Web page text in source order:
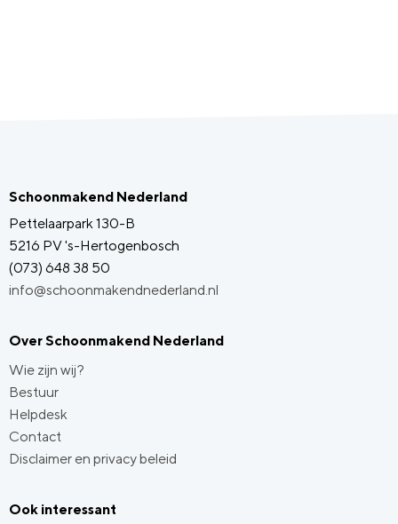
Schoonmakend Nederland
Pettelaarpark 130-B
5216 PV 's-Hertogenbosch
(073) 648 38 50
info@schoonmakendnederland.nl
Over Schoonmakend Nederland
Wie zijn wij?
Bestuur
Helpdesk
Contact
Disclaimer en privacy beleid
Ook interessant